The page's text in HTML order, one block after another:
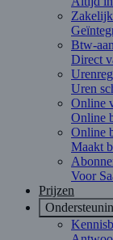
Btw-
Direct
Uren
Online
Online
Online
Maakt
Voor
Prijzen